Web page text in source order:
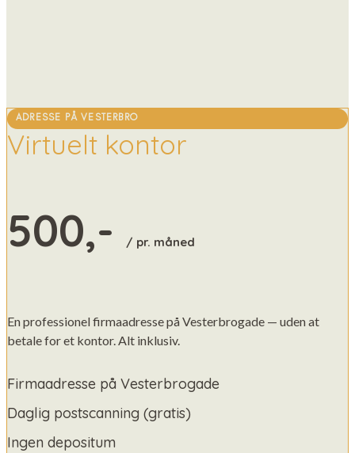
ADRESSE PÅ VESTERBRO
Virtuelt kontor
500,- / pr. måned
En professionel firmaadresse på Vesterbrogade — uden at
betale for et kontor. Alt inklusiv.
Firmaadresse på Vesterbrogade
Daglig postscanning (gratis)
Ingen depositum